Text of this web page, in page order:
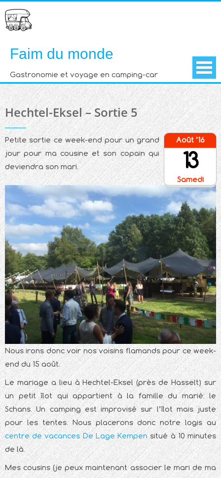
to
content
Faim du monde
Gastronomie et voyage en camping-car
Hechtel-Eksel – Sortie 5
Samedi
Août ’16
13
Petite sortie ce week-end pour un grand
jour pour ma cousine et son copain qui
deviendra son mari.
Nous irons donc voir nos voisins flamands pour ce week-
end du 15 août.
Le mariage a lieu à Hechtel-Eksel (près de Hasselt) sur
un petit îlot qui appartient à la famille du marié: le
Schans. Un camping est improvisé sur l’îlot mais juste
pour les tentes. Nous placerons donc notre logis au
centre de vacances De Lage Kempensitué à 10 minutes
de là.
Mes cousins (je peux maintenant associer le mari de ma